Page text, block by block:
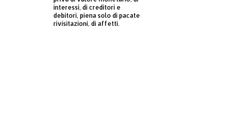
interessi, di creditori e
debitori, piena solo di pacate
rivisitazioni, di affetti.